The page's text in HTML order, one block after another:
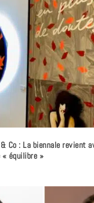
Co : La biennale revient
équilibre »